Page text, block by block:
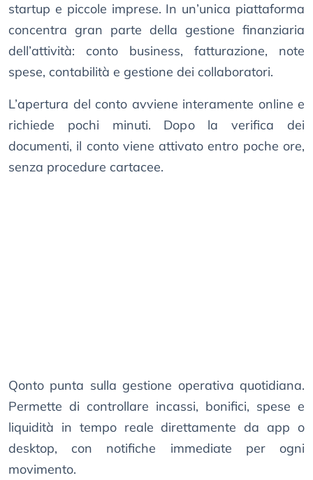
startup e piccole imprese. In un’unica piattaforma
concentra gran parte della gestione finanziaria
dell’attività: conto business, fatturazione, note
spese, contabilità e gestione dei collaboratori.
L’apertura del conto avviene interamente online e
richiede pochi minuti. Dopo la verifica dei
documenti, il conto viene attivato entro poche ore,
senza procedure cartacee.
Qonto punta sulla gestione operativa quotidiana.
Permette di controllare incassi, bonifici, spese e
liquidità in tempo reale direttamente da app o
desktop, con notifiche immediate per ogni
movimento.